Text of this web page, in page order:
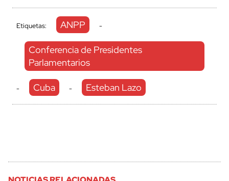
Etiquetas: ANPP -
Conferencia de Presidentes
Parlamentarios
- Cuba - Esteban Lazo